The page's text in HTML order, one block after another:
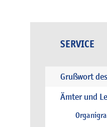
SERVICE
Grußwort
Ämter und